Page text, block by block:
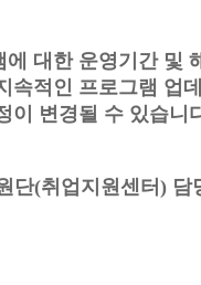
에 대한 운영기간 및
속적인 프로그램 업
이 변경될 수 있습니
단(취업지원센터) 담